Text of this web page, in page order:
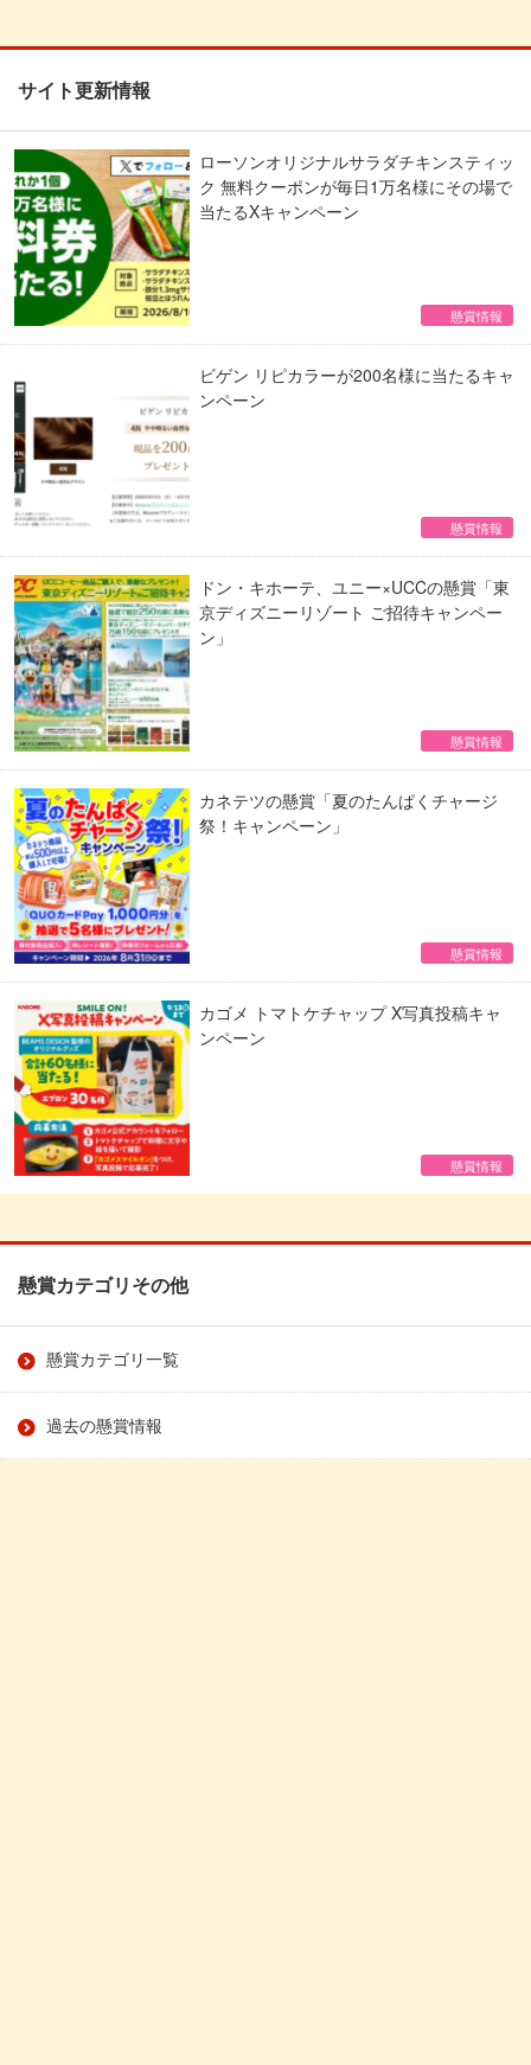
サイト更新情報
ローソンオリジナルサラダチキンスティッ
ク 無料クーポンが毎日1万名様にその場で
当たるXキャンペーン
懸賞情報
ビゲン リピカラーが200名様に当たるキャ
ンペーン
懸賞情報
ドン・キホーテ、ユニー×UCCの懸賞「東
京ディズニーリゾート ご招待キャンペー
ン」
懸賞情報
カネテツの懸賞「夏のたんぱくチャージ
祭！キャンペーン」
懸賞情報
カゴメ トマトケチャップ X写真投稿キャ
ンペーン
懸賞情報
懸賞カテゴリその他
懸賞カテゴリ一覧
過去の懸賞情報